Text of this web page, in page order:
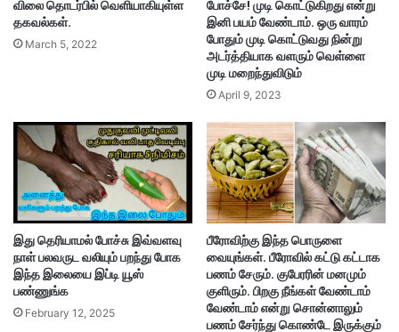
விலை தொடர்பில் வெளியாகியுள்ள
தகவல்கள்.
March 5, 2022
போச்சே! முடி கொட்டுகிறது என்று
இனி பயம் வேண்டாம். ஒரு வாரம்
போதும் முடி கொட்டுவது நின்று
அடர்த்தியாக வளரும் வெள்ளை
முடி மறைந்துவிடும்
April 9, 2023
இது தெரியாமல் போச்சு இவ்வளவு
நாள் பலவருட வலியும் பறந்து போக
இந்த இலையை இப்டி யூஸ்
பண்ணுங்க
February 12, 2025
பீரோவிற்கு இந்த பொருளை
வையுங்கள். பீரோவில் கட்டு கட்டாக
பணம் சேரும். குபேரரின் மனமும்
குளிரும். பிறகு நீங்கள் வேண்டாம்
வேண்டாம் என்று சொன்னாலும்
பணம் சேர்ந்து கொண்டே இருக்கும்